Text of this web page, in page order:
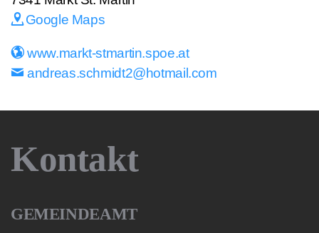
Google Maps
www.markt-stmartin.spoe.at
andreas.schmidt2@hotmail.com
Kontakt
GEMEINDEAMT